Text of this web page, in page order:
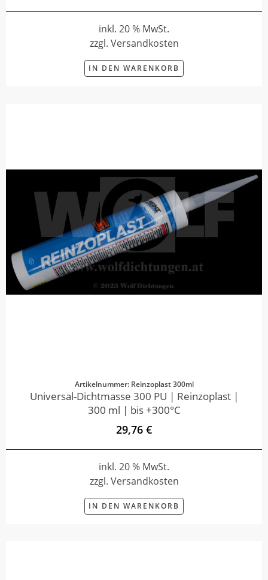
inkl. 20 % MwSt.
zzgl. Versandkosten
IN DEN WARENKORB
Artikelnummer: Reinzoplast 300ml
Universal-Dichtmasse 300 PU | Reinzoplast |
300 ml | bis +300°C
29,76 €
inkl. 20 % MwSt.
zzgl. Versandkosten
IN DEN WARENKORB